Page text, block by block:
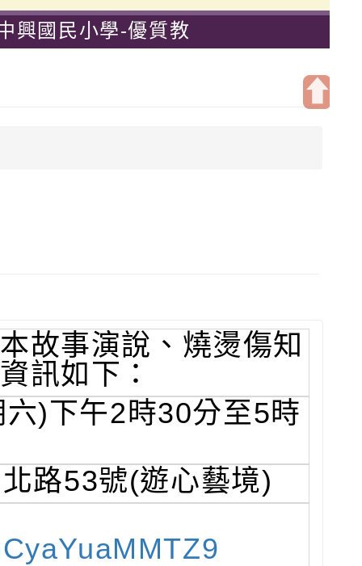
興國民小學-優質教
故事演說、燒燙傷知
訊如下：
)下午2時30分至5時
路53號(遊心藝境)